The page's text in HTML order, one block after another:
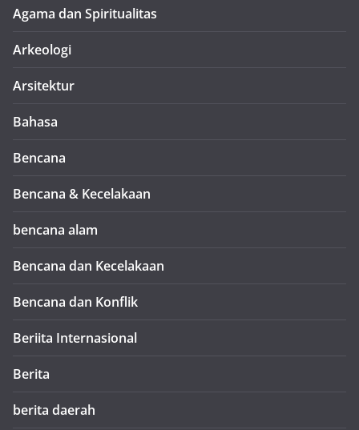
Agama dan Spiritualitas
Arkeologi
Arsitektur
Bahasa
Bencana
Bencana & Kecelakaan
bencana alam
Bencana dan Kecelakaan
Bencana dan Konflik
Beriita Internasional
Berita
berita daerah